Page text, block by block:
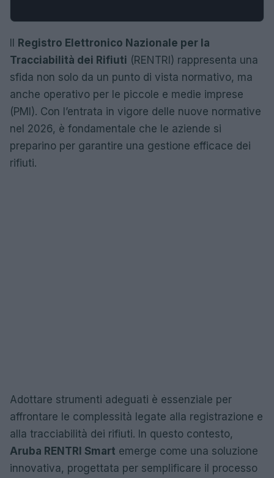
Il Registro Elettronico Nazionale per la
Tracciabilità dei Rifiuti (RENTRI) rappresenta una
sfida non solo da un punto di vista normativo, ma
anche operativo per le piccole e medie imprese
(PMI). Con l’entrata in vigore delle nuove normative
nel 2026, è fondamentale che le aziende si
preparino per garantire una gestione efficace dei
rifiuti.
Adottare strumenti adeguati è essenziale per
affrontare le complessità legate alla registrazione e
alla tracciabilità dei rifiuti. In questo contesto,
Aruba RENTRI Smart emerge come una soluzione
innovativa, progettata per semplificare il processo